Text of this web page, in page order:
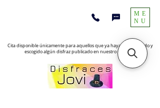
Cita disponible únicamente para aquellos que ya hayan encontrado y
escogido algún disfraz publicado en nuestro sitio web
ME
NU